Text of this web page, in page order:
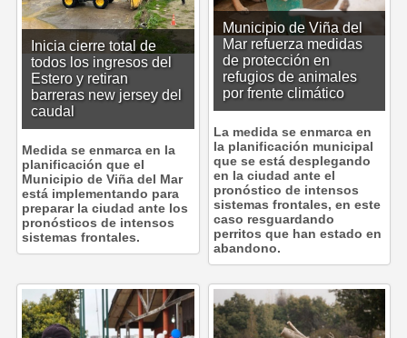
Municipio de Viña del
Mar refuerza medidas
de protección en
refugios de animales
por frente climático
La medida se enmarca en
la planificación municipal
que se está desplegando
en la ciudad ante el
pronóstico de intensos
sistemas frontales, en este
caso resguardando
perritos que han estado en
abandono.
Inicia cierre total de
todos los ingresos del
Estero y retiran
barreras new jersey del
caudal
Medida se enmarca en la
planificación que el
Municipio de Viña del Mar
está implementando para
preparar la ciudad ante los
pronósticos de intensos
sistemas frontales.